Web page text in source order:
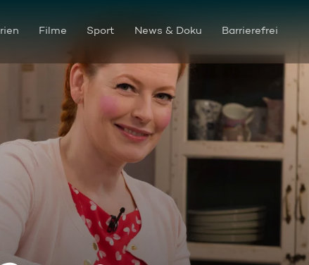
Filme Sport News & Doku Barrierefrei
Burger im neuen Design